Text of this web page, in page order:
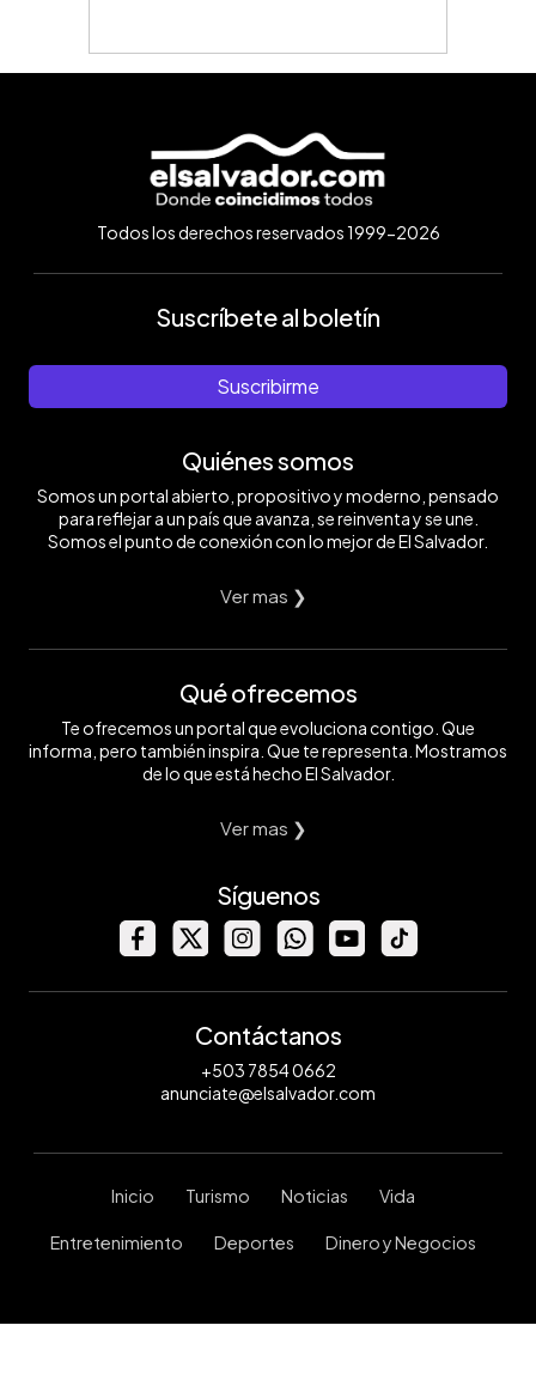
Todos los derechos reservados 1999-2026
Suscríbete al boletín
Suscribirme
Quiénes somos
Somos un portal abierto, propositivo y moderno, pensado
para reflejar a un país que avanza, se reinventa y se une.
Somos el punto de conexión con lo mejor de El Salvador.
Ver mas ❯
Qué ofrecemos
Te ofrecemos un portal que evoluciona contigo. Que
informa, pero también inspira. Que te representa. Mostramos
de lo que está hecho El Salvador.
Ver mas ❯
Síguenos
Contáctanos
+503 7854 0662
anunciate@elsalvador.com
Inicio Turismo Noticias Vida
Entretenimiento Deportes Dinero y Negocios